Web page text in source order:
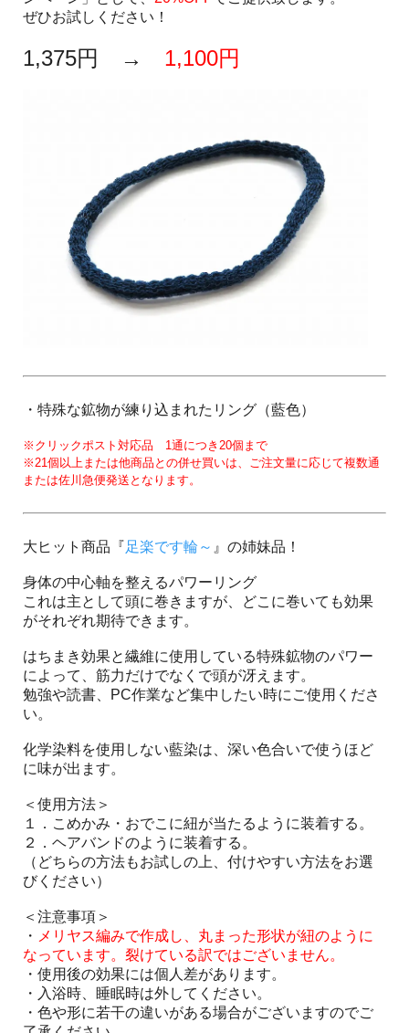
ぜひお試しください！
1,375円 → 1,100円
・特殊な鉱物が練り込まれたリング（藍色）
※クリックポスト対応品 1通につき20個まで
※21個以上または他商品との併せ買いは、ご注文量に応じて複数通
または佐川急便発送となります。
大ヒット商品『足楽です輪～ 』の姉妹品！
身体の中心軸を整えるパワーリング
これは主として頭に巻きますが、どこに巻いても効果
がそれぞれ期待できます。
はちまき効果と繊維に使用している特殊鉱物のパワー
によって、筋力だけでなくで頭が冴えます。
勉強や読書、PC作業など集中したい時にご使用くださ
い。
化学染料を使用しない藍染は、深い色合いで使うほど
に味が出ます。
＜使用方法＞
１．こめかみ・おでこに紐が当たるように装着する。
２．ヘアバンドのように装着する。
（どちらの方法もお試しの上、付けやすい方法をお選
びください）
＜注意事項＞
・ メリヤス編みで作成し、丸まった形状が紐のように
なっています。裂けている訳ではございません。
・使用後の効果には個人差があります。
・入浴時、睡眠時は外してください。
・色や形に若干の違いがある場合がございますのでご